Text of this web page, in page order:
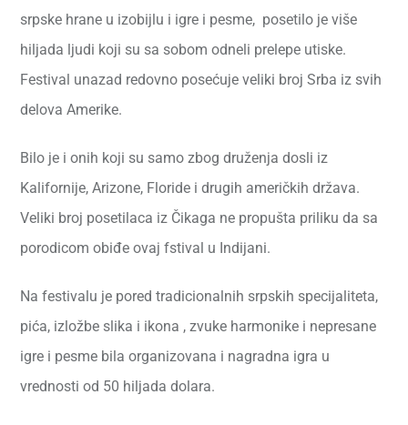
srpske hrane u izobijlu i igre i pesme, posetilo je više
hiljada ljudi koji su sa sobom odneli prelepe utiske.
Festival unazad redovno posećuje veliki broj Srba iz svih
delova Amerike.
Bilo je i onih koji su samo zbog druženja dosli iz
Kalifornije, Arizone, Floride i drugih američkih država.
Veliki broj posetilaca iz Čikaga ne propušta priliku da sa
porodicom obiđe ovaj fstival u Indijani.
Na festivalu je pored tradicionalnih srpskih specijaliteta,
pića, izložbe slika i ikona , zvuke harmonike i nepresane
igre i pesme bila organizovana i nagradna igra u
vrednosti od 50 hiljada dolara.